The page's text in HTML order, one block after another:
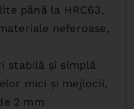
până la HRC63,
neferoase,
stabilă şi simplă
mici şi mejlocii,
2 mm